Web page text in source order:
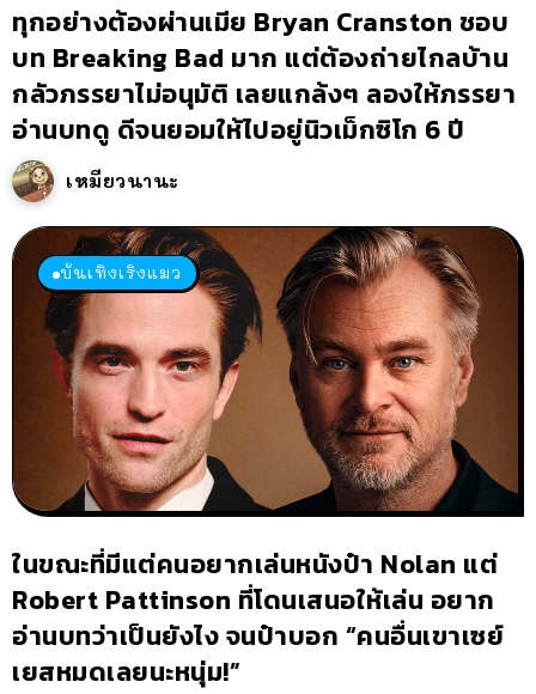
ทุกอย่างต้องผ่านเมีย Bryan Cranston ชอบ
บท Breaking Bad มาก แต่ต้องถ่ายไกลบ้าน
กลัวภรรยาไม่อนุมัติ เลยแกล้งๆ ลองให้ภรรยา
อ่านบทดู ดีจนยอมให้ไปอยู่นิวเม็กซิโก 6 ปี
เหมียวนานะ
บันเทิงเริงแมว
ในขณะที่มีแต่คนอยากเล่นหนังป๋า Nolan แต่
Robert Pattinson ที่โดนเสนอให้เล่น อยาก
อ่านบทว่าเป็นยังไง จนป๋าบอก “คนอื่นเขาเซย์
เยสหมดเลยนะหนุ่ม!”